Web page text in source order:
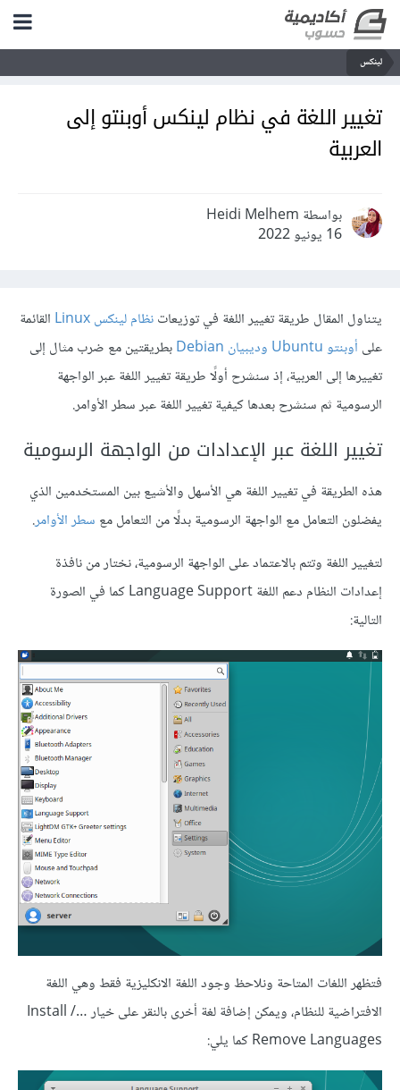
لينكس
تغيير اللغة في نظام لينكس أوبنتو إلى
العربية
بواسطة Heidi Melhem
16 يونيو 2022
يتناول المقال طريقة تغيير اللغة في توزيعاتنظام لينكس Linux
القائمة
على أوبنتو Ubuntu وديبيان Debian
بطريقتين مع ضرب مثال إلى
تغييرها إلى العربية، إذ سنشرح أولًا طريقة تغيير اللغة عبر الواجهة
الرسومية ثم سنشرح بعدها كيفية تغيير اللغة عبر سطر الأوامر.
تغيير اللغة عبر الإعدادات من الواجهة الرسومية
هذه الطريقة في تغيير اللغة هي الأسهل والأشيع بين المستخدمين الذي
يفضلون التعامل مع الواجهة الرسومية بدلًا من التعامل مع سطر الأوامر.
لتغيير اللغة وتتم بالاعتماد على الواجهة الرسومية، نختار من نافذة
إعدادات النظام دعم اللغة Language Support كما في الصورة
التالية:
فتظهر اللغات المتاحة ونلاحظ وجود اللغة الانكليزية فقط وهي اللغة
الافتراضية للنظام، ويمكن إضافة لغة أخرى بالنقر على خيار …Install /
Remove Languages كما يلي: